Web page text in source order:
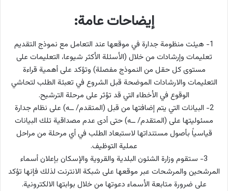
إيضاحات عامة:
1- هيئت منظومة جدارة في موقعها عند التعامل مع نموذج التقديم
تعليمات وإرشادات من خلال (الأسئلة الأكثر شيوعا، التعليمات على
مستوى كل حقل من النموذج مفصلة) وتؤكد على أهمية قراءة
التعليمات والارشادات الموضحة قبل الشروع في تعبئة الطلب لتحاشي
الوقوع في الأخطاء التي قد تؤثر على مرحلة الترشيح.
2- البيانات التي يتم إضافتها من قبل (المتقدم/ ــه) على نظام جدارة
مسئوليتها على (المتقدم/ ــه) حتى أدى عدم مصداقية تلك البيانات
قياسياً بأصول مستنداتها لاستبعاد الطلب في أي مرحلة من مراحل
عملية التوظيف.
3- ستقوم وزارة الشئون البلدية والقروية والإسكان بإعلان أسماء
المرشحين والمرشحات عبر موقعها على شبكة الانترنت لذلك فإنها تؤكد
على ضرورة متابعة الأسماء دعوتها من خلال بوابتها الالكترونية.